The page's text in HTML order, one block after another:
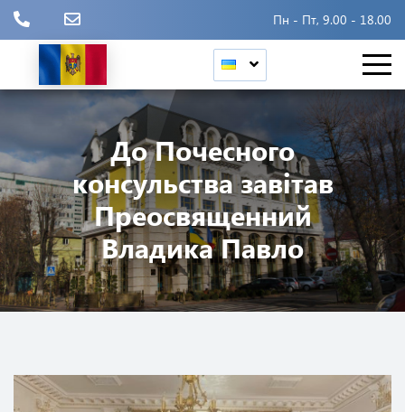
Пн - Пт, 9.00 - 18.00
До Почесного
консульства завітав
Преосвященний
Владика Павло